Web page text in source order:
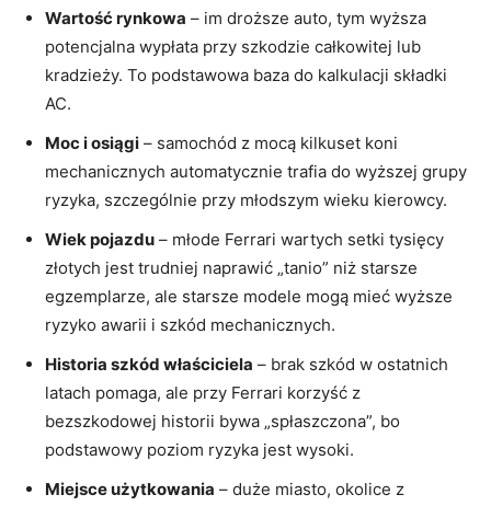
Wartość rynkowa – im droższe auto, tym wyższa
potencjalna wypłata przy szkodzie całkowitej lub
kradzieży. To podstawowa baza do kalkulacji składki
AC.
Moc i osiągi – samochód z mocą kilkuset koni
mechanicznych automatycznie trafia do wyższej grupy
ryzyka, szczególnie przy młodszym wieku kierowcy.
Wiek pojazdu – młode Ferrari wartych setki tysięcy
złotych jest trudniej naprawić „tanio” niż starsze
egzemplarze, ale starsze modele mogą mieć wyższe
ryzyko awarii i szkód mechanicznych.
Historia szkód właściciela – brak szkód w ostatnich
latach pomaga, ale przy Ferrari korzyść z
bezszkodowej historii bywa „spłaszczona”, bo
podstawowy poziom ryzyka jest wysoki.
Miejsce użytkowania – duże miasto, okolice z